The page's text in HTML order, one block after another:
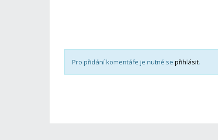
Pro přidání komentáře je nutné se přihlásit.